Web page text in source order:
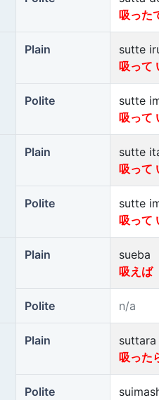
吸った
Plain
sutte
吸って
Polite
sutte
吸って
Plain
sutte
吸って
Polite
sutte
吸って
Plain
sueba
吸えば
Polite n/a
Plain
suttara
吸った
Polite